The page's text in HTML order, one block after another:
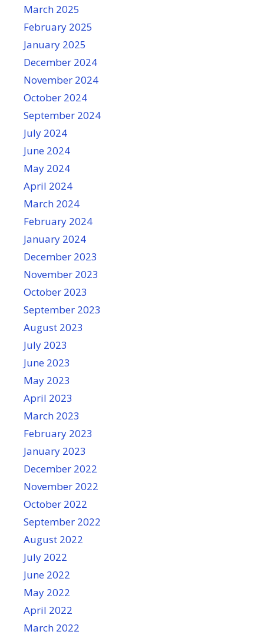
March 2025
February 2025
January 2025
December 2024
November 2024
October 2024
September 2024
July 2024
June 2024
May 2024
April 2024
March 2024
February 2024
January 2024
December 2023
November 2023
October 2023
September 2023
August 2023
July 2023
June 2023
May 2023
April 2023
March 2023
February 2023
January 2023
December 2022
November 2022
October 2022
September 2022
August 2022
July 2022
June 2022
May 2022
April 2022
March 2022